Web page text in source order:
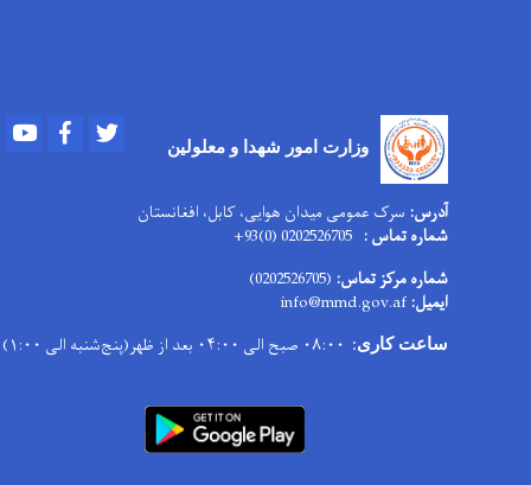
وزارت امور شهدا و معلولین
Youtube Facebook
آدرس: سرک عمومی میدان هوایی، کابل، افغانستان
شماره تماس :
شماره مرکز تماس: (0202526705)
ایمیل:
ساعت کاری: